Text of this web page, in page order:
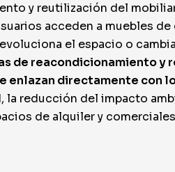
y reutilización del
acceden a muebles
el espacio o
de reacondicionamiento y
enlazan directamente con
reducción del impacto
de alquiler y